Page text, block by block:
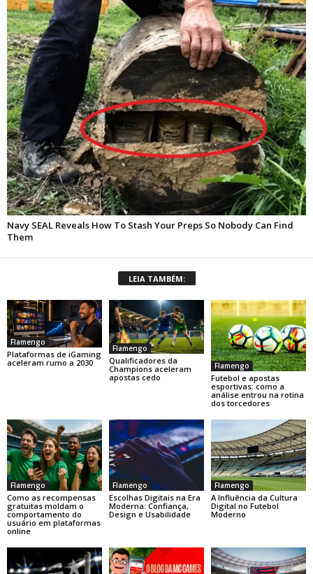
LEIA TAMBÉM:
Flamengo
Plataformas de iGaming
aceleram rumo a 2030
Flamengo
Qualificadores da
Champions aceleram
apostas cedo
Flamengo
Futebol e apostas
esportivas: como a
análise entrou na rotina
dos torcedores
Flamengo
Como as recompensas
gratuitas moldam o
comportamento do
usuário em plataformas
online
Flamengo
Escolhas Digitais na Era
Moderna: Confiança,
Design e Usabilidade
Flamengo
A Influência da Cultura
Digital no Futebol
Moderno